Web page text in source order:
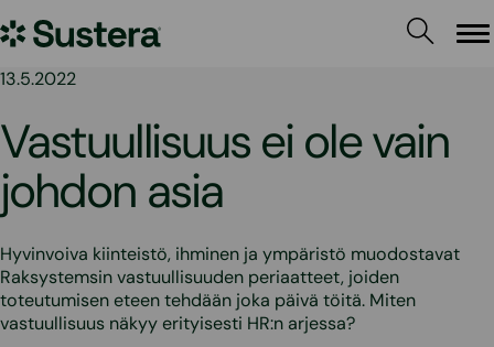
sisältöön
Sustera
13.5.2022
Vastuullisuus ei ole vain
johdon asia
Hyvinvoiva kiinteistö, ihminen ja ympäristö muodostavat
Raksystemsin vastuullisuuden periaatteet, joiden
toteutumisen eteen tehdään joka päivä töitä. Miten
vastuullisuus näkyy erityisesti HR:n arjessa?